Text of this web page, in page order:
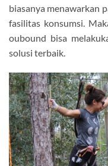
biasanya menawarkan
fasilitas konsumsi.
oubound bisa
solusi terbaik.